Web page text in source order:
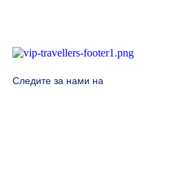
Следите за нами на